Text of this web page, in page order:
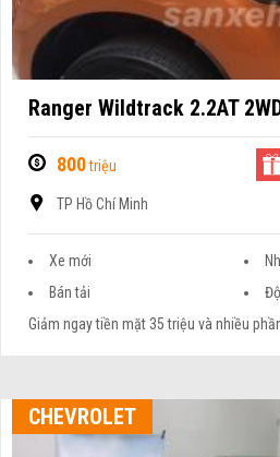
Ranger Wildtrack 2.2AT
800triệu
TP Hồ Chí Minh
Xe mới
Bán tải
Giảm ngay tiền mặt 35 triệu và nhiều
CHEVROLET